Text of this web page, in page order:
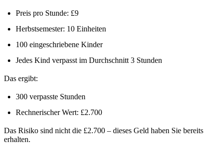
Preis pro Stunde: £9
Herbstsemester: 10 Einheiten
100 eingeschriebene Kinder
Jedes Kind verpasst im Durchschnitt 3 Stunden
Das ergibt:
300 verpasste Stunden
Rechnerischer Wert: £2.700
Das Risiko sind nicht die £2.700 – dieses Geld haben Sie bereits
erhalten.